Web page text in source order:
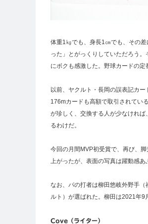
体重1㎏でも、身長1㎝でも、その
った」とがっくりしていただろう
にボクも感激した。野球カードの定
以前、ヤクルト・長岡の誤表記カ
176mカードも高額で取引されてい
が珍しく、交換する人が少なけれ
るわけだ。
今回の月間MVP初受賞で、再び、
上がったが、表面の写真は躍動感あ
なお、パの打者は柳田悠岐外野手
ルト）が選ばれた。柳田は2021年9
Cove（ライター）